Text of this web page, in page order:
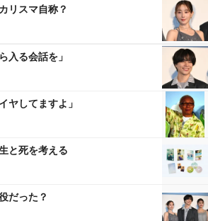
リスマ自称？
入る会話を」
ヤしてますよ」
と死を考える
だった？